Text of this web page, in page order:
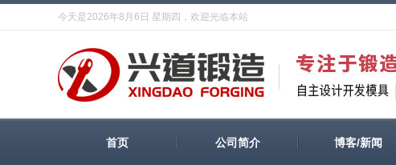
今天是2026年8月6日 星期四，欢迎光临本站
首页 公司简介 博客/新闻